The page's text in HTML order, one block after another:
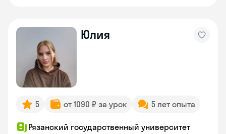
Юлия
5 от 1090 ₽ за урок 5 лет опыта
Рязанский государственный университет